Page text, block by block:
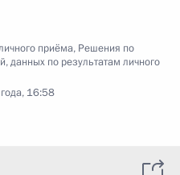
приёма, Решения по
данных по результатам личного
16:58